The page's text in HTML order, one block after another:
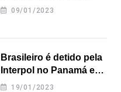
revela onde deixou o
09/01/2023
Brasileiro é detido pela
Interpol no Panamá e
pode pegar prisão
19/01/2023